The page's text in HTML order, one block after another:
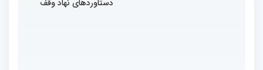
دستاوردهای نهاد وقف